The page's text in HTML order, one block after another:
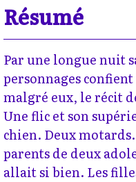
Résumé
Par une longue nuit
personnages
malgré eux, le récit
Une flic et son
chien. Deux
parents de deux
allait si bien. Les